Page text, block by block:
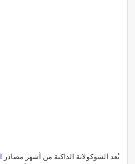
تُعد الشوكولاتة الداكنة من أشهر مصادر